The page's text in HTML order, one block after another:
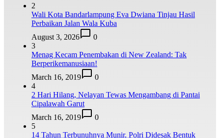
2
Wali Kota Bandarlampung Eva Dwiana Tinjau Hasil
Perbaikan Jalan Wala Kuba
August 3, 2026
0
3
Menag Kecam Penembakan di New Zealand: Tak
Berperikemanusiaan!
March 16, 2019
0
4
2 Hari Hilang, Nelayan Tewas Mengambang di Pantai
Cipalawah Garut
March 16, 2019
0
5
14 Tahun Terbunuhnya Munir, Polri Didesak Bentuk